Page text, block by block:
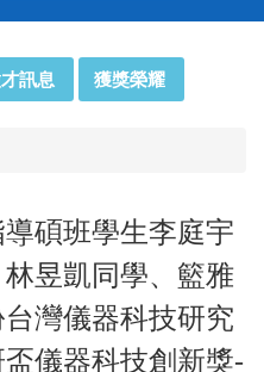
訊息 獲獎榮耀
碩班學生李庭宇
昱凱同學、籃雅
灣儀器科技研究
儀器科技創新獎-